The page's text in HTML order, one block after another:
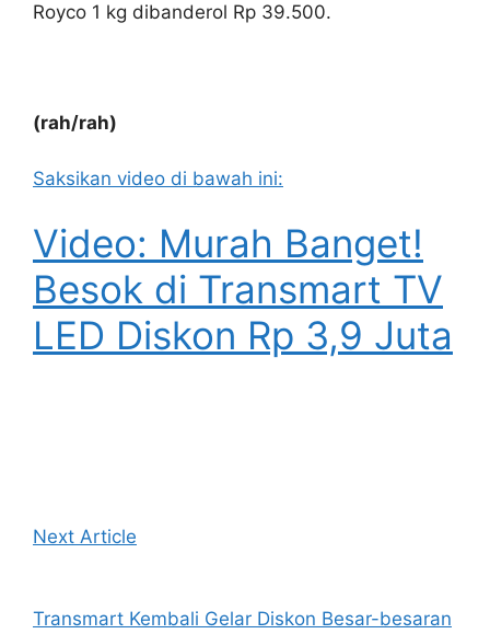
Royco 1 kg dibanderol Rp 39.500.
(rah/rah)
Saksikan video di bawah ini:
Video: Murah Banget!
Besok di Transmart TV
LED Diskon Rp 3,9 Juta
Next Article
Transmart Kembali Gelar Diskon Besar-besaran